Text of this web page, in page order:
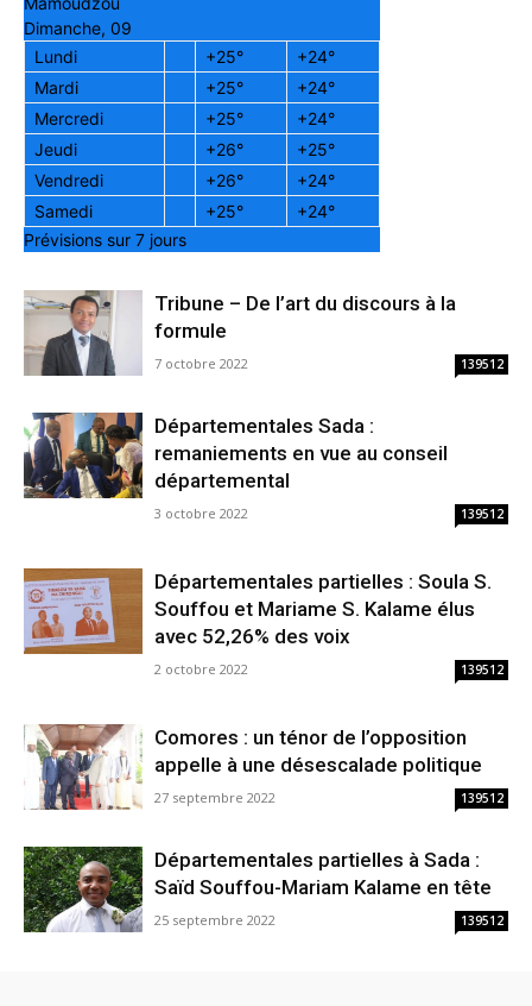
Dimanche, 09
Lundi
+25° +24°
Mardi
+25° +24°
Mercredi
+25° +24°
Jeudi
+26° +25°
Vendredi
+26° +24°
Samedi
+25° +24°
Prévisions sur 7 jours
Tribune – De l’art du discours à la
formule
7 octobre 2022 139512
Départementales Sada :
remaniements en vue au conseil
départemental
3 octobre 2022 139512
Départementales partielles : Soula S.
Souffou et Mariame S. Kalame élus
avec 52,26% des voix
2 octobre 2022 139512
Comores : un ténor de l’opposition
appelle à une désescalade politique
27 septembre 2022 139512
Départementales partielles à Sada :
Saïd Souffou-Mariam Kalame en tête
25 septembre 2022 139512